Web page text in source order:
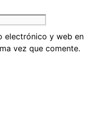
electrónico y web en
vez que comente.